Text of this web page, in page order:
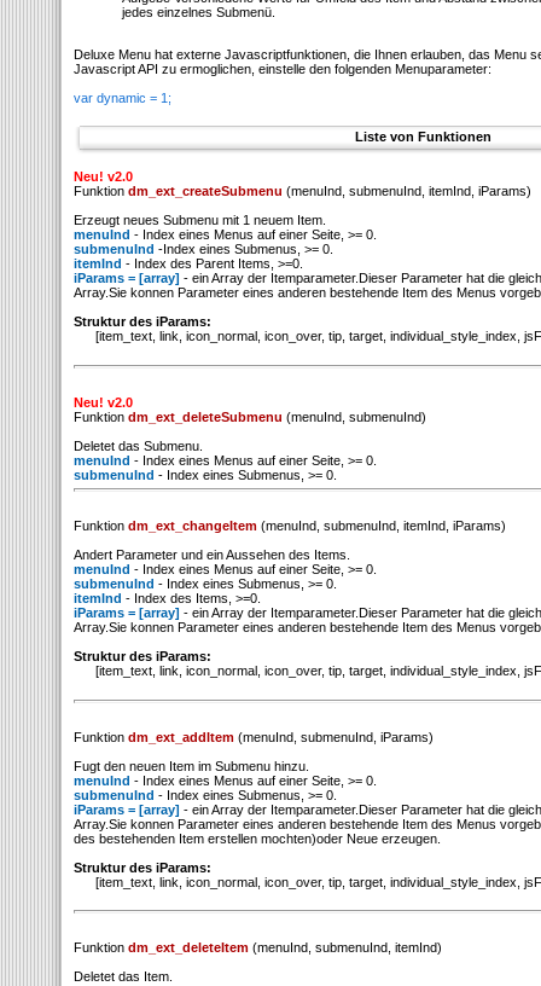
jedes einzelnes Submenü.
Deluxe Menu hat externe Javascriptfunktionen, die Ihnen erlauben, das Menu
Javascript API zu ermoglichen, einstelle den folgenden Menuparameter:
var dynamic = 1;
Liste von Funktionen
Neu! v2.0
Funktion dm_ext_createSubmenu (menuInd, submenuInd, itemInd, iParams)
Erzeugt neues Submenu mit 1 neuem Item.
menuInd - Index eines Menus auf einer Seite, >= 0.
submenuInd -Index eines Submenus, >= 0.
itemInd - Index des Parent Items, >=0.
iParams = [array] - ein Array der Itemparameter.Dieser Parameter hat die
Array.Sie konnen Parameter eines anderen bestehende Item des Menus
Struktur des iParams:
[item_text, link, icon_normal, icon_over, tip, target, individual_style_index,
Neu! v2.0
Funktion dm_ext_deleteSubmenu (menuInd, submenuInd)
Deletet das Submenu.
menuInd - Index eines Menus auf einer Seite, >= 0.
submenuInd - Index eines Submenus, >= 0.
Funktion dm_ext_changeItem (menuInd, submenuInd, itemInd, iParams)
Andert Parameter und ein Aussehen des Items.
menuInd - Index eines Menus auf einer Seite, >= 0.
submenuInd - Index eines Submenus, >= 0.
itemInd - Index des Items, >=0.
iParams = [array] - ein Array der Itemparameter.Dieser Parameter hat die
Array.Sie konnen Parameter eines anderen bestehende Item des Menus
Struktur des iParams:
[item_text, link, icon_normal, icon_over, tip, target, individual_style_index,
Funktion dm_ext_addItem (menuInd, submenuInd, iParams)
Fugt den neuen Item im Submenu hinzu.
menuInd - Index eines Menus auf einer Seite, >= 0.
submenuInd - Index eines Submenus, >= 0.
iParams = [array] - ein Array der Itemparameter.Dieser Parameter hat die
Array.Sie konnen Parameter eines anderen bestehende Item des Menus
des bestehenden Item erstellen mochten)oder Neue erzeugen.
Struktur des iParams:
[item_text, link, icon_normal, icon_over, tip, target, individual_style_index,
Funktion dm_ext_deleteItem (menuInd, submenuInd, itemInd)
Deletet das Item.